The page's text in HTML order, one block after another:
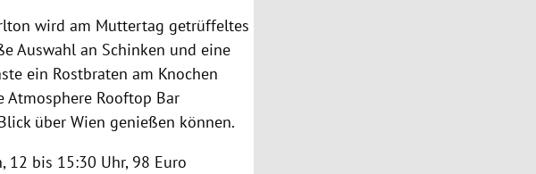
wird am Muttertag getrüffeltes
Auswahl an Schinken und eine
ein Rostbraten am Knochen
Atmosphere Rooftop Bar
überWien genießen können.
, 12 bis 15:30 Uhr, 98 Euro